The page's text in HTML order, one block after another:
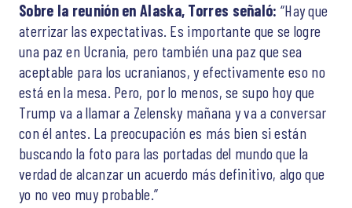
Sobre la reunión en Alaska, Torres señaló: “Hay que
aterrizar las expectativas. Es importante que se logre
una paz en Ucrania, pero también una paz que sea
aceptable para los ucranianos, y efectivamente eso no
está en la mesa. Pero, por lo menos, se supo hoy que
Trump va a llamar a Zelensky mañana y va a conversar
con él antes. La preocupación es más bien si están
buscando la foto para las portadas del mundo que la
verdad de alcanzar un acuerdo más definitivo, algo que
yo no veo muy probable.”